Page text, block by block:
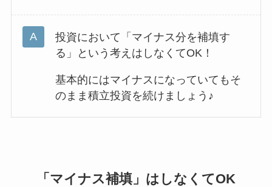
投資において「マイナス分を補填す
る」という考えはしなくてOK！
基本的にはマイナスになっていてもそ
のまま積立投資を続けましょう♪
「マイナス補填」はしなくてOK